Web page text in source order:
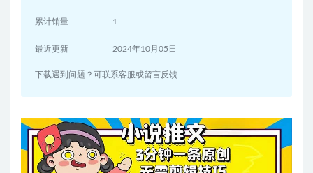
累计销量 1
最近更新 2024年10月05日
下载遇到问题？可联系客服或留言反馈